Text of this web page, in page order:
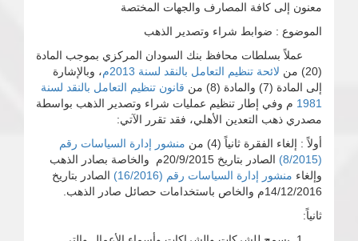
معنون إلى كافة المصارف والجهات المختصة
الموضوع : ضوابط شراء وتصدير الذهب
عملاً بسلطات محافظ بنك السودان المركزي بموجب المادة
(20) من
لائحة تنظيم التعامل بالنقد لسنة 2013م
، وبالإشارة
إلى المادة (7) والمادة (8) من
قانون تنظيم التعامل بالنقد لسنة
1981 م وفي إطار تنظيم عمليات شراء وتصدير الذهب بواسطة
مصدري ذهب التعدين الأهلي، فقد تقرر الآتي:
أولاً : إلغاء الفقرة ثانياً (4) من
منشور إدارة السياسات رقم
(8/2015)
الصادر بتاريخ 20/9/2015م والخاصة بصادر الذهب
وإلغاء منشور إدارة السياسات رقم (16/2016)
الصادر بتاريخ
14/12/2016م والخاص باستخدامات حصائل صادر الذهب.
ثانياً: